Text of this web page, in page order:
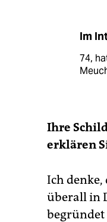
Im
74,
Ihre
erklären
Ich denke,
überall in
begründet